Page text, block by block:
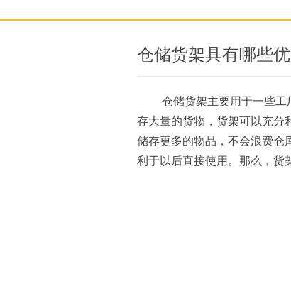
仓储货架具有哪些
仓储货架主要用于一些工
存大量的货物，货架可以充分
储存更多的物品，不会浪费仓
利于以后直接使用。那么，货